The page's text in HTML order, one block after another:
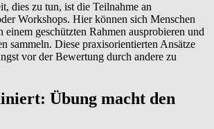
dies zu tun, ist die Teilnahme an
Workshops. Hier können sich Menschen
einem geschützten Rahmen ausprobieren und
sammeln. Diese praxisorientierten Ansätze
vor der Bewertung durch andere zu
Übung macht den